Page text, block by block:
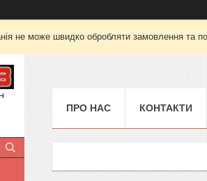
не може швидко обробляти замовлення та
ПРО НАС КОНТАКТИ